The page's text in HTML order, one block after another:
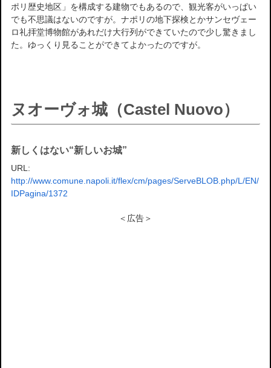
ポリ歴史地区」を構成する建物でもあるので、観光客がいっぱい
でも不思議はないのですが。ナポリの地下探検とかサンセヴェー
ロ礼拝堂博物館があれだけ大行列ができていたので少し驚きまし
た。ゆっくり見ることができてよかったのですが。
ヌオーヴォ城（Castel Nuovo）
新しくはない“新しいお城”
URL:
http://www.comune.napoli.it/flex/cm/pages/ServeBLOB.php/L/EN/
IDPagina/1372
＜広告＞